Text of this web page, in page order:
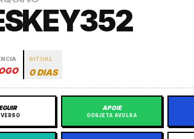
RITUAL
0 DIAS
APOIE
GORJETA AVULSA